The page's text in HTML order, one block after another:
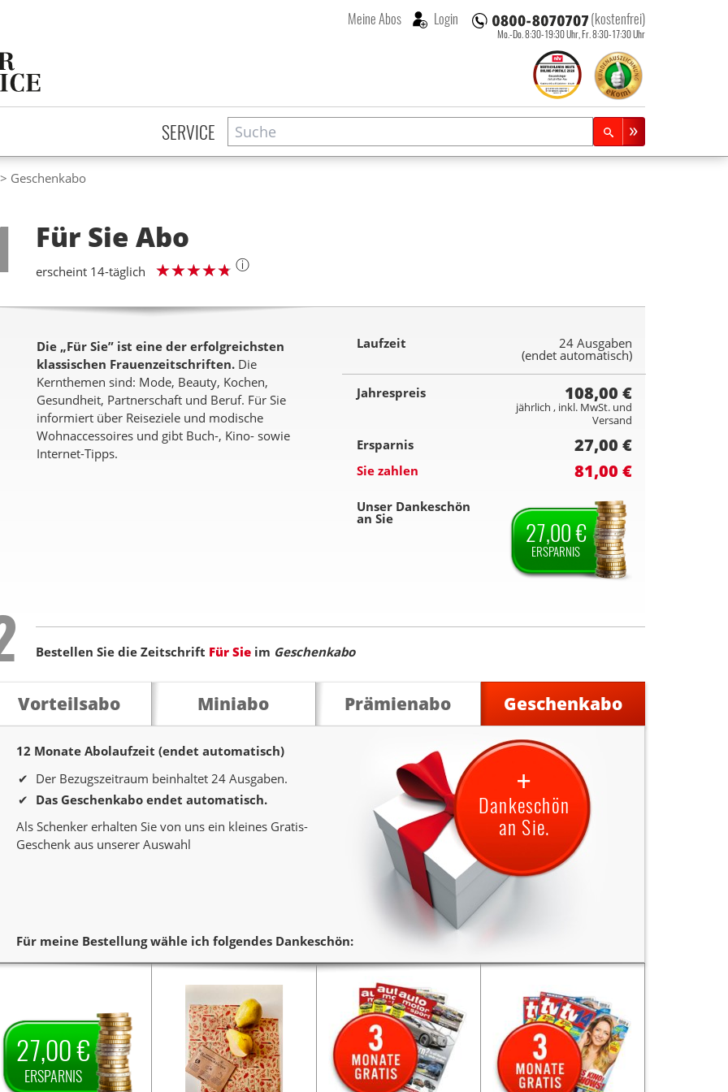
(kostenfrei)
Mo.-Do. 8:30-19:30 Uhr, Fr. 8:30-17:30 Uhr
Meine Abos Login
SERVICE Suche
Zeitschriftensuche
Geschenkabo
Für Sie Abo
erscheint 14-täglich ⓘ
Die „Für Sie” ist eine der erfolgreichsten
klassischen Frauenzeitschriften. Die
Kernthemen sind: Mode, Beauty, Kochen,
Gesundheit, Partnerschaft und Beruf. Für Sie
informiert über Reiseziele und modische
Wohnaccessoires und gibt Buch-, Kino- sowie
Internet-Tipps.
Laufzeit 24 Ausgaben
(endet automatisch)
Jahrespreis 108,00 €
jährlich , inkl. MwSt. und
Versand
Ersparnis 27,00 €
Sie zahlen 81,00 €
Unser Dankeschön
an Sie 27,00 €
ERSPARNIS
Bestellen Sie die Zeitschrift Für Sie im Geschenkabo
Vorteilsabo Miniabo Prämienabo Geschenkabo
12 Monate Abolaufzeit (endet automatisch)
Der Bezugszeitraum beinhaltet 24 Ausgaben.
Das Geschenkabo endet automatisch.
Als Schenker erhalten Sie von uns ein kleines Gratis-
Geschenk aus unserer Auswahl
+
Dankeschön
an Sie.
Für meine Bestellung wähle ich folgendes Dankeschön:
27,00 €
ERSPARNIS
Für Sie.
erhalten Sie von uns
27,00 €
Ersparnis
auf den
Jahrespreis und zahlen somit
für ein Jahr nur
81,00 €.
Sie verschenken ein Jahr
Lesespaß mit dem Titel
Sie.
Als Dankeschön
erhalten Sie von uns ein Set
bestehend aus zwei
hochwertigen
Bienenwachstüchern (ca. 25
Sie verschenken ein Jahr
Lesespaß mit dem Titel
Sie.
Als Dankeschön
erhalten Sie von uns
3
Monate gratis die
Zeitschrift „Auto Motor
und Sport”.
Die Lieferung
Lesespaß mit dem Titel
Sie.
Als Dankeschön
erhalten Sie von uns
3
Monate gratis die
Zeitschrift „TV14”.
Die
Lieferung endet nach 3